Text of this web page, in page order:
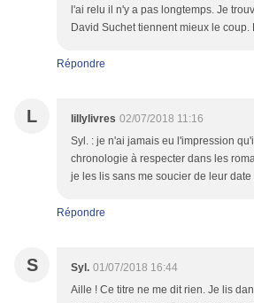
l'ai relu il n'y a pas longtemps. Je
David Suchet tiennent mieux le
Répondre
L lillylivres 02/07/2018 11:16
Syl. : je n'ai jamais eu l'impression
chronologie à respecter dans les
je les lis sans me soucier de leur
Répondre
S Syl. 01/07/2018 16:44
Aille ! Ce titre ne me dit rien. Je lis